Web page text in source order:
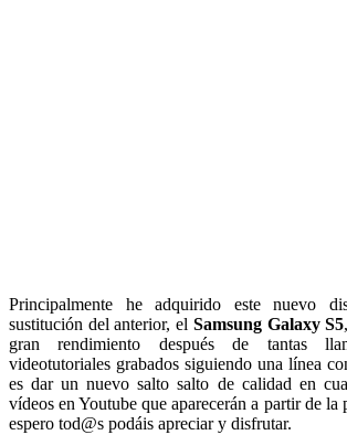
Principalmente he adquirido este nuevo
sustitución del anterior, el Samsung Galaxy S5
gran rendimiento después de tantas
videotutoriales grabados siguiendo una línea
es dar un nuevo salto salto de calidad en
vídeos en Youtube que aparecerán a partir de la
espero tod@s podáis apreciar y disfrutar.